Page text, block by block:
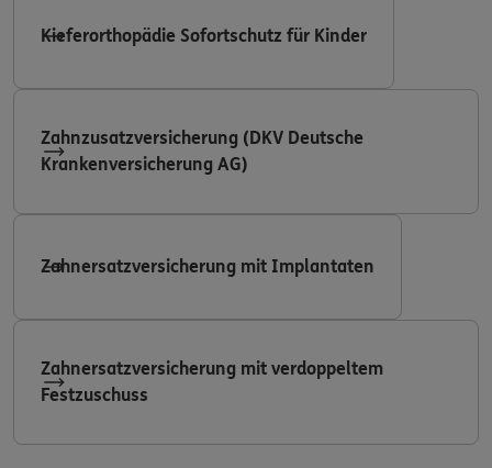
Kieferorthopädie Sofortschutz für Kinder
Zahnzusatzversicherung (DKV Deutsche
Krankenversicherung AG)
Zahnersatzversicherung mit Implantaten
Zahnersatzversicherung mit verdoppeltem
Festzuschuss